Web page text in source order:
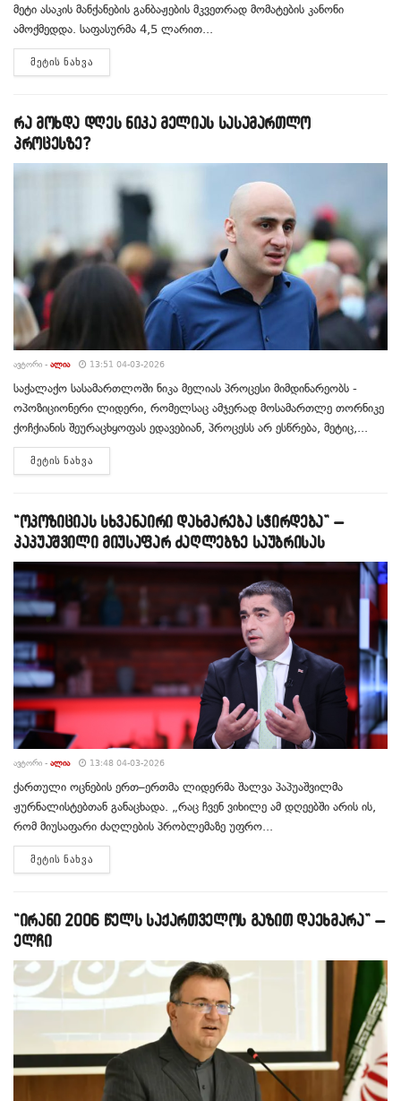
მეტი ასაკის მანქანების განბაჟების მკვეთრად მომატების კანონი
ამოქმედდა. საფასურმა 4,5 ლარით...
ᲛᲔᲢᲘᲡ ᲜᲐᲮᲕᲐ
რა მოხდა დღეს ნიკა მელიას სასამართლო
პროცესზე?
ᲐᲕᲢᲝᲠᲘ - ᲐᲚᲘᲐ 13:51 04-03-2026
საქალაქო სასამართლოში ნიკა მელიას პროცესი მიმდინარეობს -
ოპოზიციონერი ლიდერი, რომელსაც ამჯერად მოსამართლე თორნიკე
ქოჩქიანის შეურაცხყოფას ედავებიან, პროცესს არ ესწრება, მეტიც,...
ᲛᲔᲢᲘᲡ ᲜᲐᲮᲕᲐ
“ოპოზიციას სხვანაირი დახმარება სჭირდება” –
პაპუაშვილი მიუსაფარ ძაღლებზე საუბრისას
ᲐᲕᲢᲝᲠᲘ - ᲐᲚᲘᲐ 13:48 04-03-2026
ქართული ოცნების ერთ–ერთმა ლიდერმა შალვა პაპუაშვილმა
ჟურნალისტებთან განაცხადა. „რაც ჩვენ ვიხილე ამ დღეებში არის ის,
რომ მიუსაფარი ძაღლების პრობლემაზე უფრო...
ᲛᲔᲢᲘᲡ ᲜᲐᲮᲕᲐ
“ირანი 2006 წელს საქართველოს გაზით დაეხმარა” –
ელჩი